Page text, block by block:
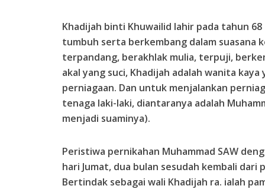
Khadijah binti Khuwailid lahir pada tahun
tumbuh serta berkembang dalam suasana
terpandang, berakhlak mulia, terpuji,
akal yang suci, Khadijah adalah wanita
perniagaan. Dan untuk menjalankan
tenaga laki-laki, diantaranya adalah
menjadi suaminya).
Peristiwa pernikahan Muhammad SAW
hari Jumat, dua bulan sesudah kembali dari
Bertindak sebagai wali Khadijah ra. ialah